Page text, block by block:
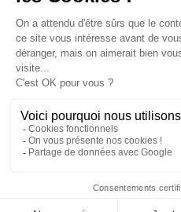
Une solution pour raccrocher
© 2026 - Côté Formations - par
Menu Pied de page
Mentions Légales
Politique de confidentialité